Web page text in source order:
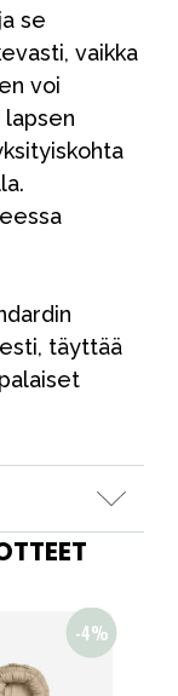
se
vaikka
voi
lapsen
täyttää